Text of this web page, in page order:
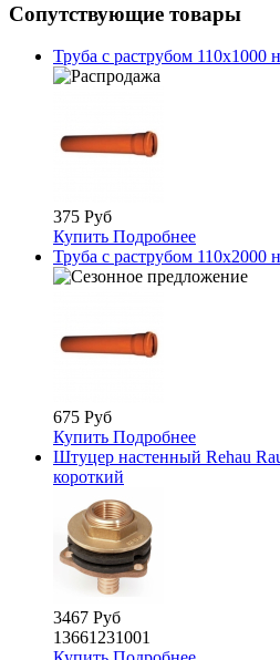
Сопутствующие товары
Труба с раструбом 110х1000
375 Руб
Купить Подробнее
Труба с раструбом 110х2000
675 Руб
Купить Подробнее
Штуцер настенный Rehau
короткий
3467 Руб
13661231001